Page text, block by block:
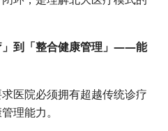
」到「整合健康管理」——能
医院必须拥有超越传统诊疗
理能力。